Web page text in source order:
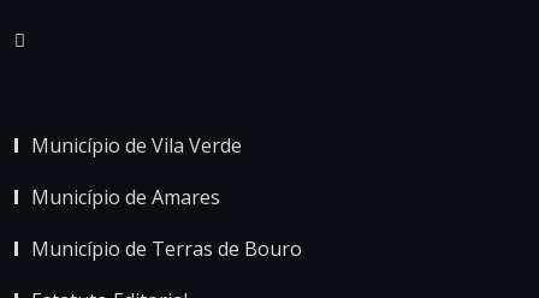
Município de Vila Verde
Município de Amares
Município de Terras de Bouro